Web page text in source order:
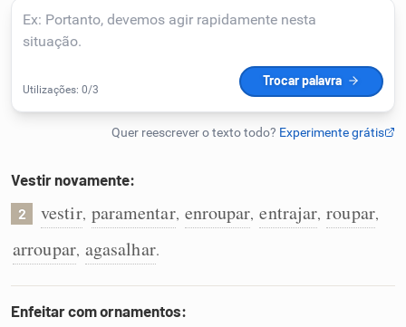
Humanizador de IA
Cata-letras
Caça-palavras
Dicionário
Vestir novamente:
2 vestir, paramentar, enroupar, entrajar, roupar,
arroupar, agasalhar.
Enfeitar com ornamentos: